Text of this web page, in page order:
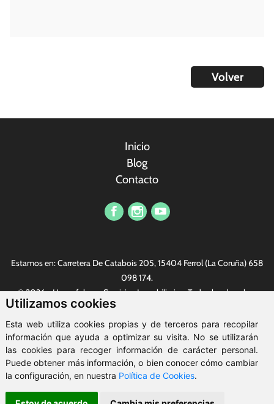
Utilizamos cookies
Esta web utiliza cookies propias y de terceros para recopilar
información que ayuda a optimizar su visita. No se utilizarán
las cookies para recoger información de carácter personal.
Puede obtener más información, o bien conocer cómo cambiar
la configuración, en nuestra Política de Cookies.
Volver
Inicio
Blog
Contacto
tjenestemenn kvalitetssikkerhetstjenester. Nylig kjørte vi en
serie konkurranser innen sikkerhet. Det finnes alle slags fine
gaver, den mest populære er
replika Rolex
. Alle er hjertelig
velkommen.
Estamos en: Carretera De Catabois 205, 15404 Ferrol (La Coruña) 658
098 174.
© 2026 - Housefulness Servicios Inmobiliarios. Todos los derechos
Aviso legal-Política de privacidad-Política de cookies-
ClickViviendas